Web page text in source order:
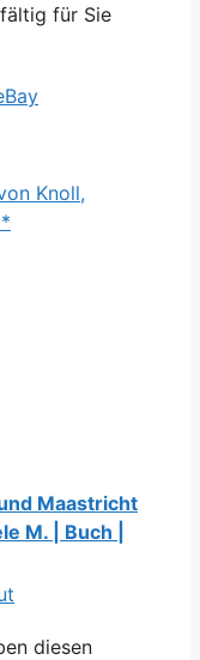
für Sie
Knoll,
Maastricht
M. | Buch |
diesen